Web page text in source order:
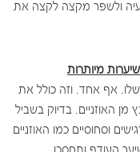
ולשפר מקצה לקצה את
אף אחד. וזה כולל את
האוזניים. בדיוק בשביל
וסחוסיים כמו האוזניים